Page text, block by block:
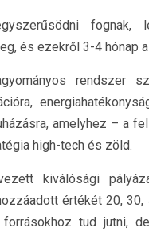
fognak,
és ezekről 3-4 hónap
rendszer
amelyhez – a
high-tech és zöld.
kiválósági
értékét 20,
tud jutni,